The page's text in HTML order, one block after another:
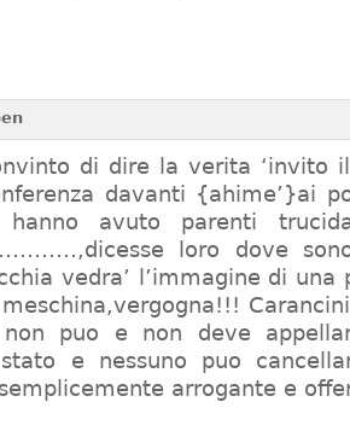
di dire la verita ‘invito
davanti {ahime’}ai
hanno avuto parenti
loro dove
vedra’ l’immagine di una
puo e non deve
e nessuno puo
arrogante e